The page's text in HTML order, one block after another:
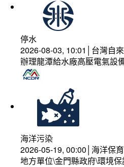
停水
2026-08-03, 10:01│台灣自
辦理龍潭給水廠高壓電氣設
海洋污染
2026-05-19, 00:00│海洋保
地方單位\金門縣政府\環境